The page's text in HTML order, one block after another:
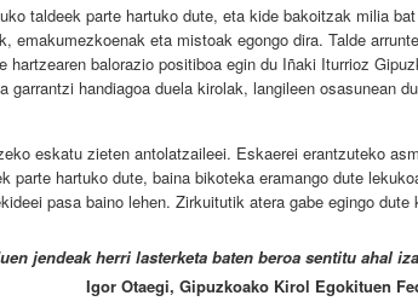
taldeek parte hartuko dute, eta kide bakoitzak milia
emakumezkoenak eta mistoak egongo dira. Talde
balorazio positiboa egin du Iñaki Iturrioz
garrantzi handiagoa duela kirolak, langileen osasunean
eskatu zieten antolatzaileei. Eskaerei erantzuteko
parte hartuko dute, baina bikoteka eramango dute
pasa baino lehen. Zirkuitutik atera gabe egingo dute
jendeak herri lasterketa baten beroa sentitu ahal
Igor Otaegi, Gipuzkoako Kirol Egokituen